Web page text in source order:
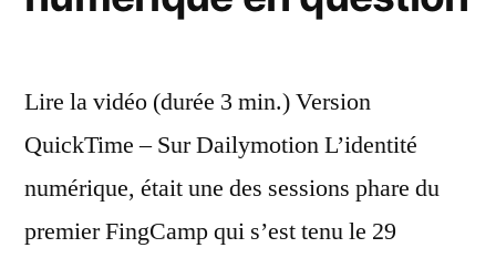
Lire la vidéo (durée 3 min.) Version
QuickTime – Sur Dailymotion L’identité
numérique, était une des sessions phare du
premier FingCamp qui s’est tenu le 29